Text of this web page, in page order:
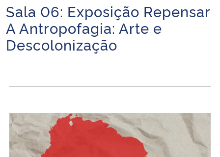
Ministério da Infraestrutura
Ministério da Agricultura, Pecuária e Abastecimento
Ministério de Minas e Energia
Início do conteúdo
Sala 06: Exposição Repensar
A Antropofagia: Arte e
Descolonização